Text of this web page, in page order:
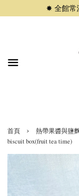
✸ 全館常
首頁 ›
熱帶果醬與鹽
biscuit box(fruit tea time)